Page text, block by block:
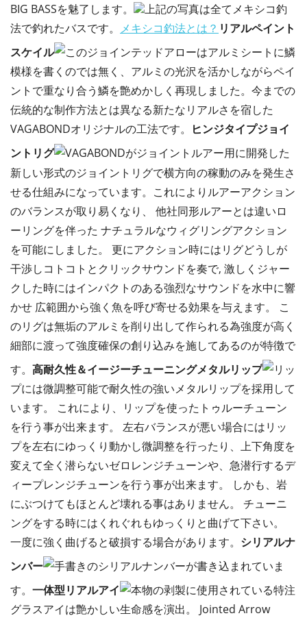
BIG BASSを魅了します。
上記の写真は全てメキシコ釣
法で釣れたバスです。 メキシコ釣法とは？ リアルペイント
スケイル
このジョインテッドアローはアルミシートに鱗
模様を書くのでは無く、アルミの光沢を活かしながらペイ
ントで重なり合う鱗を艶めかしく再現しました。今までの
伝統的な制作方法とは異なる新たなリアルさを宿した
VAGABONDオリジナルの工法です。
ヒンジタイプジョイ
ントリグ
VAGABONDがジョイントルアー用に開発した
新しい形式のジョイントリグで横方向の稼動のみを発生さ
せる仕組みになっています。これによりルアーアクション
のバランスが取り易くなり、 他社同形ルアーとは違いロ
ーリングを伴った ナチュラルなウィグリングアクション
を可能にしました。 更にアクション時にはリグどうしが
干渉しコトコトとクリックサウンドを奏で, 激しくジャー
クした時にはインパクトのある強烈なサウンドを水中に響
かせ 広範囲から強く魚を呼び寄せる効果を与えます。 こ
のリグは無垢のアルミを削り出して作られる為強度が高く
細部に渡って強度確保の創り込みを施してあるのが特徴で
す。 高耐久性＆イージーチューニングメタルリップ
リッ
プには微調整可能で耐久性の強いメタルリップを採用して
います。 これにより、リップを使ったトゥルーチューン
を行う事が出来ます。 左右バランスが悪い場合にはリッ
プを左右にゆっくり動かし微調整を行ったり、上下角度を
変えて全く潜らないゼロレンジチューンや、急潜行するデ
ィープレンジチューンを行う事が出来ます。 しかも、岩
にぶつけてもほとんど壊れる事はありません。 チューニ
ングをする時にはくれぐれもゆっくりと曲げて下さい。
一度に強く曲げると破損する場合があります。 シリアルナ
ンバー
手書きのシリアルナンバーが書き込まれていま
す。 一体型リアルアイ
本物の剥製に使用されている特注
グラスアイは艶かしい生命感を演出。 Jointed Arrow